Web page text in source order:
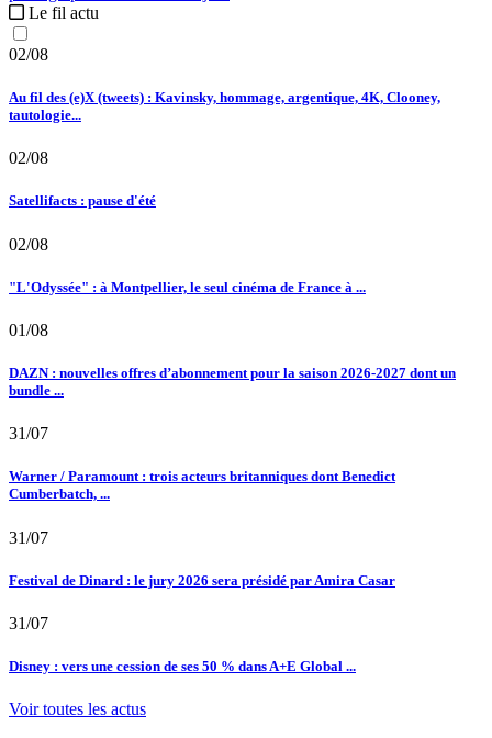
Le fil actu
02/08
Au fil des (e)X (tweets) : Kavinsky, hommage, argentique, 4K, Clooney,
tautologie...
02/08
Satellifacts : pause d'été
02/08
"L'Odyssée" : à Montpellier, le seul cinéma de France à ...
01/08
DAZN : nouvelles offres d’abonnement pour la saison 2026-2027 dont un
bundle ...
31/07
Warner / Paramount : trois acteurs britanniques dont Benedict
Cumberbatch, ...
31/07
Festival de Dinard : le jury 2026 sera présidé par Amira Casar
31/07
Disney : vers une cession de ses 50 % dans A+E Global ...
Voir toutes les actus